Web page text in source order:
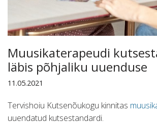
Muusikaterapeudi
läbis põhjaliku uuenduse
11.05.2021
Tervishoiu Kutsenõukogu kinnitas
uuendatud kutsestandardi.